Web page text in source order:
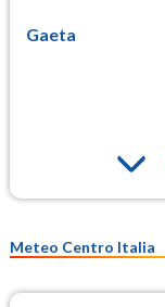
Gaeta
Meteo Centro Italia